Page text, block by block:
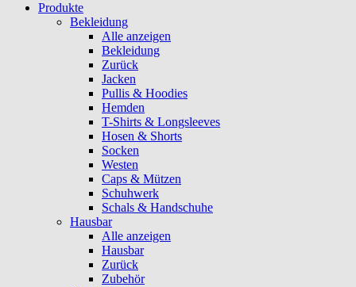
Produkte
Bekleidung
Alle anzeigen
Bekleidung
Zurück
Jacken
Pullis & Hoodies
Hemden
T-Shirts & Longsleeves
Hosen & Shorts
Socken
Westen
Caps & Mützen
Schuhwerk
Schals & Handschuhe
Hausbar
Alle anzeigen
Hausbar
Zurück
Zubehör